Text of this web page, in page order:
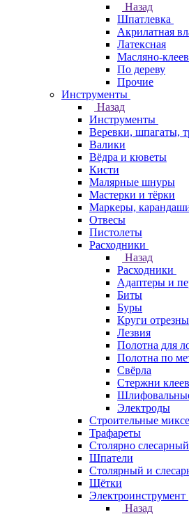
Назад
Шпатлевка
Акрилатная
Латексная
Масляно-
По дереву
Прочие
Инструменты
Назад
Инструменты
Веревки, шпагаты,
Валики
Вёдра и кюветы
Кисти
Малярные шнуры
Мастерки и тёрки
Маркеры,
Отвесы
Пистолеты
Расходники
Назад
Расходники
Адаптеры и
Биты
Буры
Круги
Лезвия
Полотна для
Полотна по
Свёрла
Стержни
Электроды
Строительные
Трафареты
Столярно
Шпатели
Столярный и
Щётки
Электроинструмент
Назад